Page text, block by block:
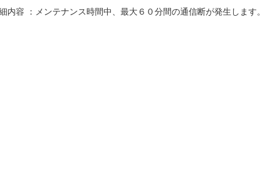
内容 ：メンテナンス時間中、最大６０分間の通信断が発生します。